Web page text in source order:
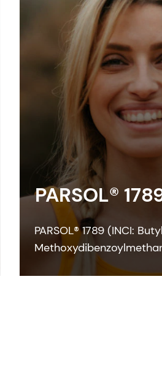
PARSOL®
PARSOL® 1789 (INCI: Butyl
strong and efficient